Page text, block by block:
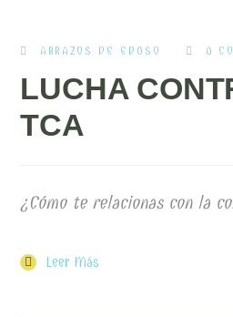
ABRAZOS DE EDUSO 0
LUCHA
TCA
¿Cómo te relacionas con la
Leer Más